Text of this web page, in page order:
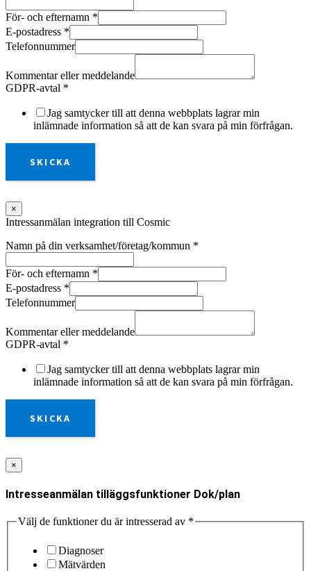
För- och efternamn *
E-postadress *
Telefonnummer
Kommentar eller meddelande
GDPR-avtal *
Jag samtycker till att denna webbplats lagrar min
inlämnade information så att de kan svara på min förfrågan.
SKICKA
×
Intressanmälan integration till Cosmic
Namn på din verksamhet/företag/kommun *
För- och efternamn *
E-postadress *
Telefonnummer
Kommentar eller meddelande
GDPR-avtal *
Jag samtycker till att denna webbplats lagrar min
inlämnade information så att de kan svara på min förfrågan.
SKICKA
×
Intresseanmälan tilläggsfunktioner Dok/plan
Välj de funktioner du är intresserad av *
Diagnoser
Mätvärden